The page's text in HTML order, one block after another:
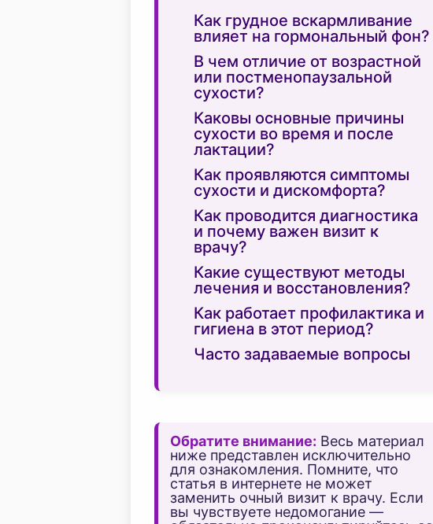
Как грудное вскармливание
влияет на гормональный фон?
В чем отличие от возрастной
или постменопаузальной
сухости?
Каковы основные причины
сухости во время и после
лактации?
Как проявляются симптомы
сухости и дискомфорта?
Как проводится диагностика
и почему важен визит к
врачу?
Какие существуют методы
лечения и восстановления?
Как работает профилактика и
гигиена в этот период?
Часто задаваемые вопросы
Обратите внимание: Весь материал
ниже представлен исключительно
для ознакомления. Помните, что
статья в интернете не может
заменить очный визит к врачу. Если
вы чувствуете недомогание —